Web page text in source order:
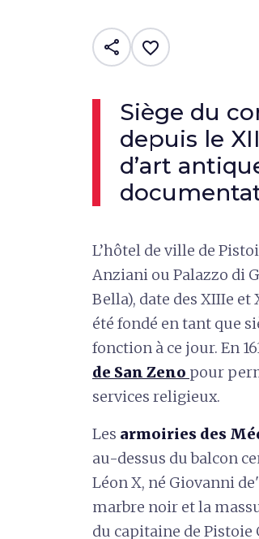
share favorite_border
Siège du
depuis le
d’art
L’hôtel de ville de
Anziani ou Palazzo di
Bella), date des XIIIe et
été fondé en tant que
fonction à ce jour. En
de San Zeno pour
services religieux.
Les armoiries des
au-dessus du balcon
Léon X, né Giovanni
marbre noir et la
du capitaine de